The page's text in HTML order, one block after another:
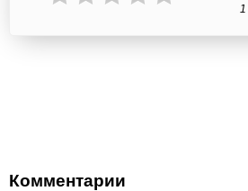
1
Комментарии